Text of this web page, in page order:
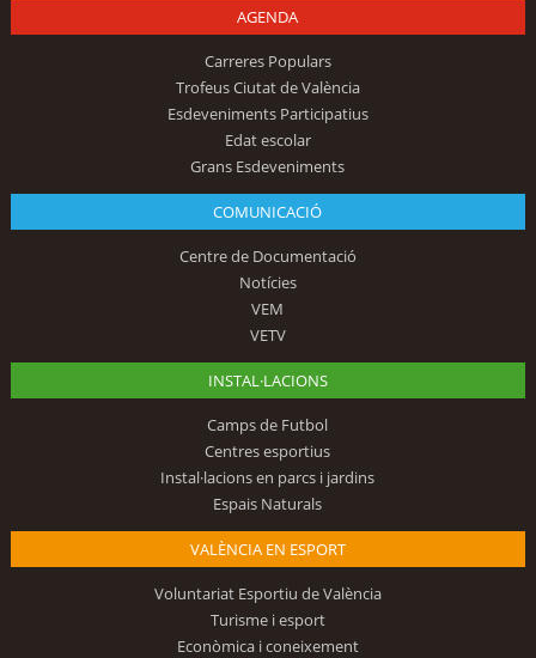
AGENDA
Carreres Populars
Trofeus Ciutat de València
Esdeveniments Participatius
Edat escolar
Grans Esdeveniments
COMUNICACIÓ
Centre de Documentació
Notícies
VEM
VETV
INSTAL·LACIONS
Camps de Futbol
Centres esportius
Instal·lacions en parcs i jardins
Espais Naturals
VALÈNCIA EN ESPORT
Voluntariat Esportiu de València
Turisme i esport
Econòmica i coneixement